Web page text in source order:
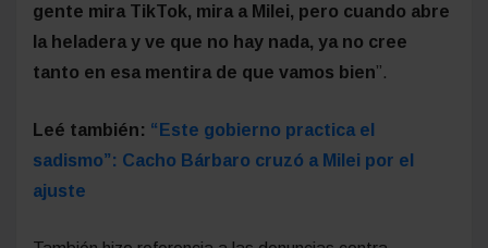
gente mira TikTok, mira a Milei, pero cuando abre
la heladera y ve que no hay nada, ya no cree
tanto en esa mentira de que vamos bien”.
Leé también: “Este gobierno practica el
sadismo”: Cacho Bárbaro cruzó a Milei por el
ajuste